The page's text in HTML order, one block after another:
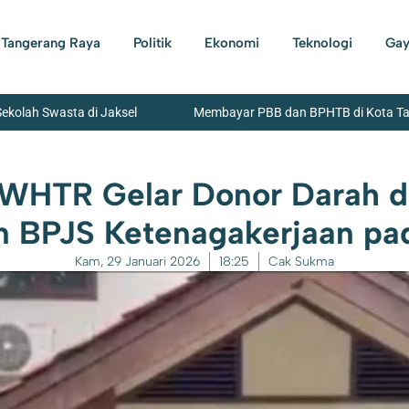
Tangerang Raya Politik Ekonomi Teknologi
Swasta di Jaksel Membayar PBB dan BPHTB di Kota
Sepeda Motor Beserta Penadahnya Dibekuk Polisi di Karawaci
Gelar Donor Darah
BPJS Ketenagakerjaan
Kam, 29 Januari 2026 18:25 Cak Sukma